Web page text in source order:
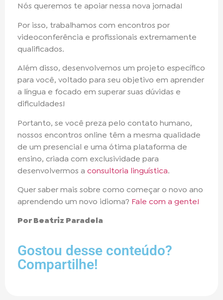
Nós queremos te apoiar nessa nova jornada!
Por isso, trabalhamos com encontros por
videoconferência e profissionais extremamente
qualificados.
Além disso, desenvolvemos um projeto específico
para você, voltado para seu objetivo em aprender
a língua e focado em superar suas dúvidas e
dificuldades!
Portanto, se você preza pelo contato humano,
nossos encontros online têm a mesma qualidade
de um presencial e uma ótima plataforma de
ensino, criada com exclusividade para
desenvolvermos a consultoria linguística.
Quer saber mais sobre como começar o novo ano
aprendendo um novo idioma? Fale com a gente!
Por Beatriz Paradela
Gostou desse conteúdo?
Compartilhe!